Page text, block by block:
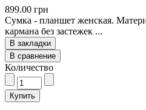
899.00 грн
Сумка - планшет женская.
кармана без застежек ...
В закладки
В сравнение
Количество
Купить